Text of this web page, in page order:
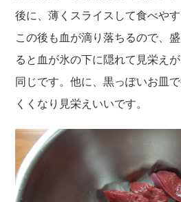
後に、薄くスライスして食べや
この後も血が滴り落ちるので、
ると血が氷の下に隠れて見栄え
同じです。他に、黒っぽいお皿
くくなり見栄えいいです。